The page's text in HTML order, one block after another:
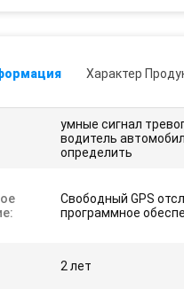
Характер
умные сигнал
водитель
определить
Свободный GPS
программное
2 лет